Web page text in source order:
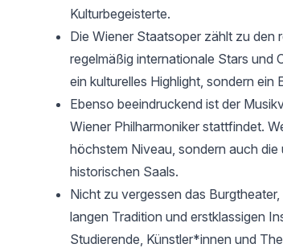
Kulturbegeisterte.
Die Wiener Staatsoper zählt zu den
regelmäßig internationale Stars und
ein kulturelles Highlight, sondern ein
Ebenso beeindruckend ist der
Wiener Philharmoniker stattfindet.
höchstem Niveau, sondern auch
historischen Saals.
Nicht zu vergessen das Burgtheater,
langen Tradition und erstklassigen
Studierende, Künstler*innen und